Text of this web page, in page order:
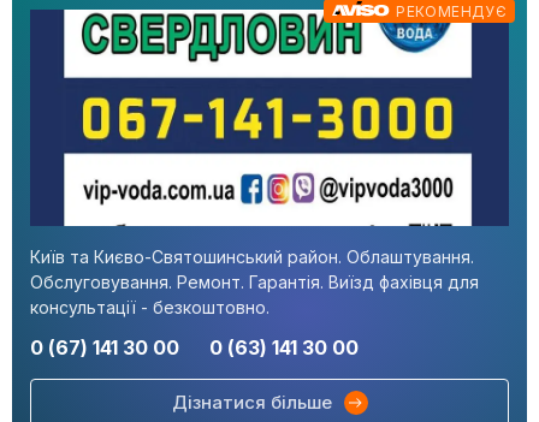
Київ та Києво-Святошинський район. Облаштування.
Обслуговування. Ремонт. Гарантія. Виїзд фахівця для
консультації - безкоштовно.
0 (67) 141 30 00 0 (63) 141 30 00
Дізнатися більше
РЕКОМЕНДУЄ